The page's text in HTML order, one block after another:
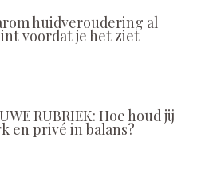
huidveroudering al
voordat je het ziet
RUBRIEK: Hoe houd jij
en privé in balans?